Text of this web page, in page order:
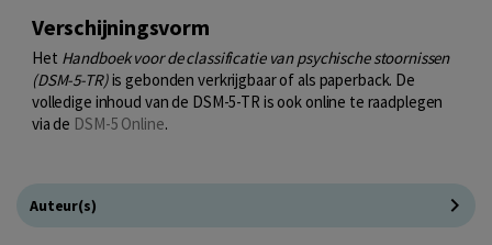
Verschijningsvorm
Het Handboek voor de classificatie van psychische stoornissen
(DSM-5-TR)is gebonden verkrijgbaar of als paperback. De
volledige inhoud van de DSM-5-TR is ook online te raadplegen
via de DSM-5 Online.
Auteur(s)